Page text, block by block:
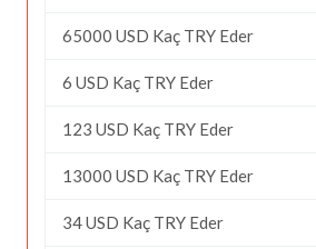
65000 USD Kaç TRY Eder
6 USD Kaç TRY Eder
123 USD Kaç TRY Eder
13000 USD Kaç TRY Eder
34 USD Kaç TRY Eder